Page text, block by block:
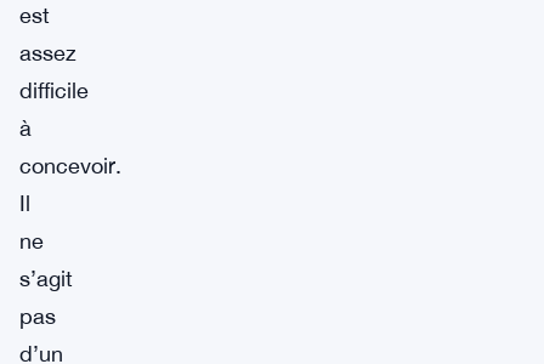
est
assez
difficile
à
concevoir.
Il
ne
s’agit
pas
d’un